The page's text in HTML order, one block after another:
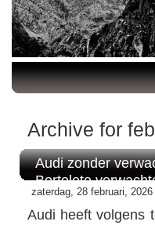
Archive for
Audi zonder
Bortoleto
zaterdag, 28 februari, 2026
Audi heeft volgens